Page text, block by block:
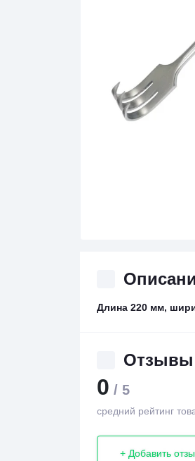
Длина 220 мм,
Отзывы
0 / 5
средний рейтинг
+ Добавить